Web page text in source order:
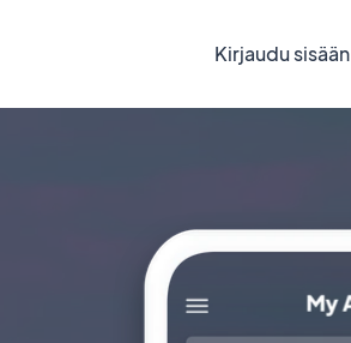
Kirjaudu sisään